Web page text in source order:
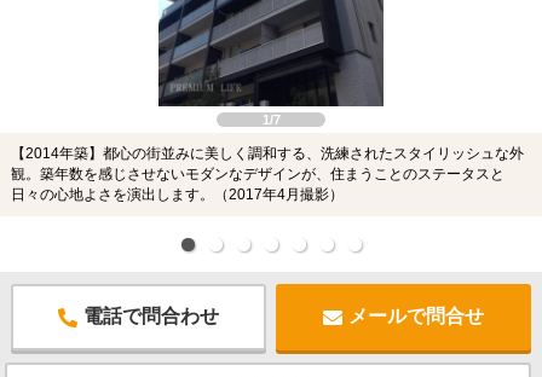
1/7
【2014年築】都心の街並みに美しく調和する、洗練されたスタイリッシュな外
観。築年数を感じさせないモダンなデザインが、住まうことのステータスと
日々の心地よさを演出します。（2017年4月撮影）
電話で問合わせ メールで問合せ